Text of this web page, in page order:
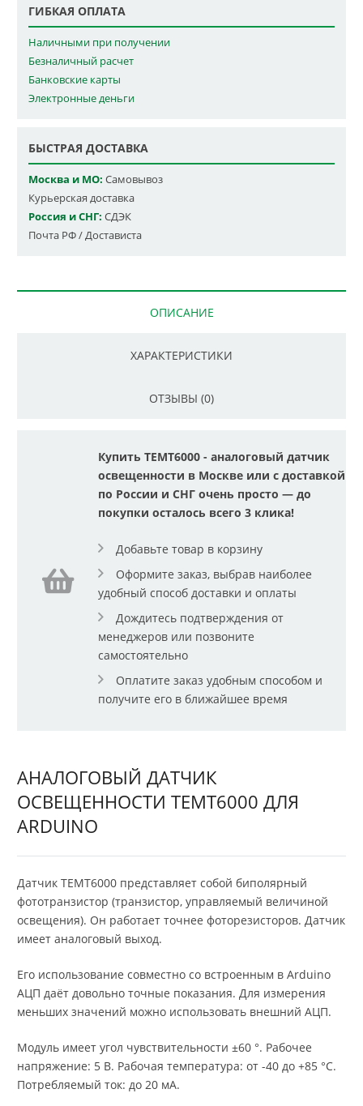
ГИБКАЯ ОПЛАТА
Наличными при получении
Безналичный расчет
Банковские карты
Электронные деньги
БЫСТРАЯ ДОСТАВКА
Москва и МО: Самовывоз
Курьерская доставка
Россия и СНГ: СДЭК
Почта РФ / Достависта
ОПИСАНИЕ
ХАРАКТЕРИСТИКИ
ОТЗЫВЫ (0)
Купить TEMT6000 - аналоговый датчик
освещенности в Москве или с доставкой
по России и СНГ очень просто — до
покупки осталось всего 3 клика!
Добавьте товар в корзину
Оформите заказ, выбрав наиболее
удобный способ доставки и оплаты
Дождитесь подтверждения от
менеджеров или позвоните
самостоятельно
Оплатите заказ удобным способом и
получите его в ближайшее время
АНАЛОГОВЫЙ ДАТЧИК
ОСВЕЩЕННОСТИ TEMT6000 ДЛЯ
ARDUINO
Датчик TEMT6000 представляет собой биполярный
фототранзистор (транзистор, управляемый величиной
освещения). Он работает точнее фоторезисторов. Датчик
имеет аналоговый выход.
Его использование совместно со встроенным в Arduino
АЦП даёт довольно точные показания. Для измерения
меньших значений можно использовать внешний АЦП.
Модуль имеет угол чувствительности ±60 °. Рабочее
напряжение: 5 В. Рабочая температура: от -40 до +85 °C.
Потребляемый ток: до 20 мА.